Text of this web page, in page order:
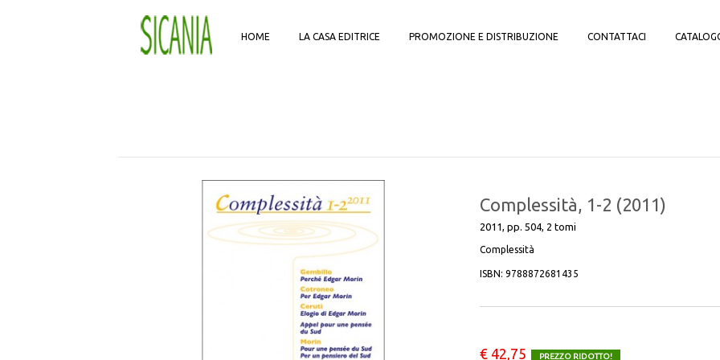
HOME LA CASA EDITRICE PROMOZIONE E DISTRIBUZIONE CONTATTACI
Complessità, 1-2 (2011)
2011, pp. 504, 2 tomi
Complessità
ISBN: 9788872681435
€ 42,75 PREZZO RIDOTTO!